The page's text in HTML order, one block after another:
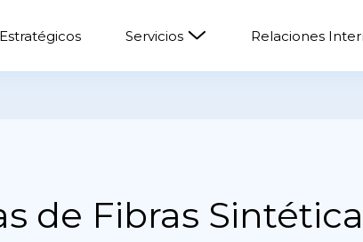
Servicios Relaciones
de Fibras